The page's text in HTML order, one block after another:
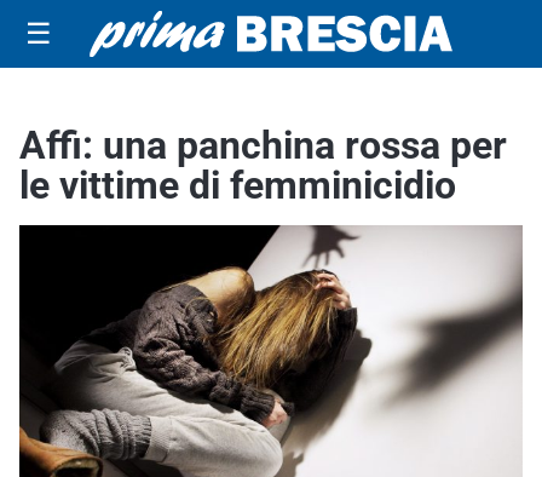
☰
Affi: una panchina rossa per
le vittime di femminicidio